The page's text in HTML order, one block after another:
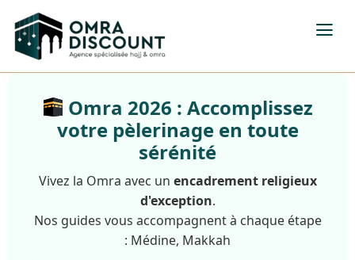
Omra 2026 : Accomplissez
votre pèlerinage en toute
sérénité
Vivez la Omra avec un encadrement religieux
d'exception.
Nos guides vous accompagnent à chaque étape
: Médine, Makkah